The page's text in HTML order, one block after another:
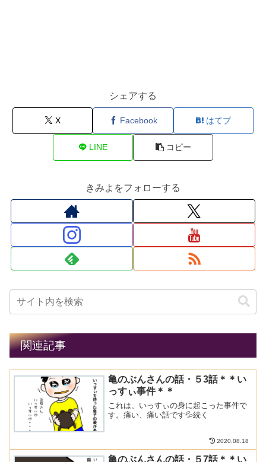
シェアする
X Facebook はてブ
LINE コピー
きみよをフォローする
関連記事
亀のぶんさんの話・５3話＊＊い
っすぃ事件＊＊
これは、いっすぃの身に起こった事件で
す。痛い、痛い話です💦続く
2020.08.18
亀のぶんさんの話・５7話＊＊い